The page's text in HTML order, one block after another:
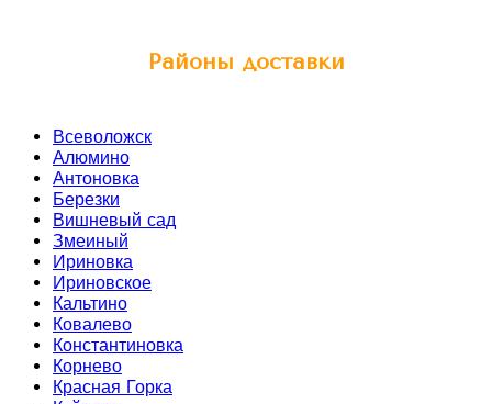
Районы доставки
Всеволожск
Алюмино
Антоновка
Березки
Вишневый сад
Змеиный
Ириновка
Ириновское
Кальтино
Ковалево
Константиновка
Корнево
Красная Горка